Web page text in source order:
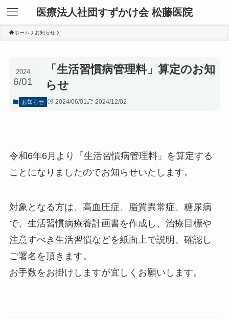
医療法人社団すずかけ会 松藤医院
ホーム お知らせ
「生活習慣病管理料」算定のお知
らせ
2024
6/01
お知らせ 2024/06/01 2024/12/02
令和6年6月より「生活習慣病管理料」を算定する
ことになりましたのでお知らせいたします。
対象となる方は、高血圧症、脂質異常症、糖尿病
で、生活習慣病療養計画書を作成し、治療目標や
注意すべき生活習慣などを紙面上で説明、確認し
ご署名を頂きます。
お手数をお掛けしますが宜しくお願いします。